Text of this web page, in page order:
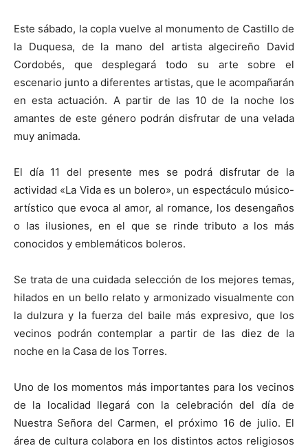
Este sábado, la copla vuelve al monumento de Castillo de
la Duquesa, de la mano del artista algecireño David
Cordobés, que desplegará todo su arte sobre el
escenario junto a diferentes artistas, que le acompañarán
en esta actuación. A partir de las 10 de la noche los
amantes de este género podrán disfrutar de una velada
muy animada.
El día 11 del presente mes se podrá disfrutar de la
actividad «La Vida es un bolero», un espectáculo músico-
artístico que evoca al amor, al romance, los desengaños
o las ilusiones, en el que se rinde tributo a los más
conocidos y emblemáticos boleros.
Se trata de una cuidada selección de los mejores temas,
hilados en un bello relato y armonizado visualmente con
la dulzura y la fuerza del baile más expresivo, que los
vecinos podrán contemplar a partir de las diez de la
noche en la Casa de los Torres.
Uno de los momentos más importantes para los vecinos
de la localidad llegará con la celebración del día de
Nuestra Señora del Carmen, el próximo 16 de julio. El
área de cultura colabora en los distintos actos religiosos